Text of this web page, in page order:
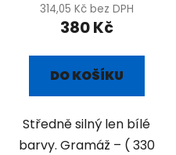
314,05 Kč bez DPH
380 Kč
DO KOŠÍKU
Středně silný len bílé
barvy. Gramáž – ( 330